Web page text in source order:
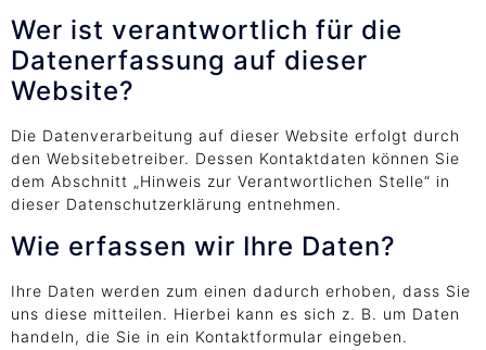
Wer ist verantwortlich für die
Datenerfassung auf dieser
Website?
Die Datenverarbeitung auf dieser Website erfolgt durch
den Websitebetreiber. Dessen Kontaktdaten können Sie
dem Abschnitt „Hinweis zur Verantwortlichen Stelle“ in
dieser Datenschutzerklärung entnehmen.
Wie erfassen wir Ihre Daten?
Ihre Daten werden zum einen dadurch erhoben, dass Sie
uns diese mitteilen. Hierbei kann es sich z. B. um Daten
handeln, die Sie in ein Kontaktformular eingeben.